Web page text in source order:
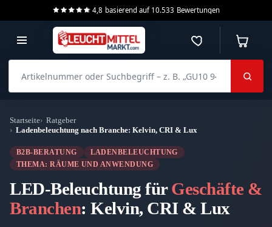
4,8 basierend auf 10.533 Bewertungen
Merkzettel
Startseite
Ratgeber
Ladenbeleuchtung nach Branche: Kelvin, CRI & Lux
B2B-BERATUNG
LADENBELEUCHTUNG
THEMA: RÄUME UND ANWENDUNG
LED-Beleuchtung fürGeschäfte &
Branchen: Kelvin, CRI & Lux